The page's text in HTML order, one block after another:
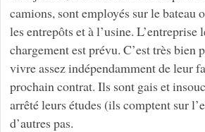
camions, sont employés sur le bateau
les entrepôts et à l’usine. L’entreprise
chargement est prévu. C’est très bien
vivre assez indépendamment de leur
prochain contrat. Ils sont gais et
arrêté leurs études (ils comptent sur
d’autres pas.